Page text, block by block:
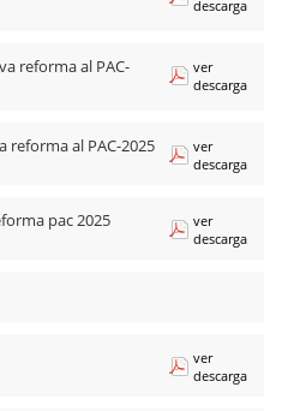
descarga
reforma al PAC-
ver
descarga
reforma al PAC-2025
ver
descarga
pac 2025
ver
descarga
ver
descarga